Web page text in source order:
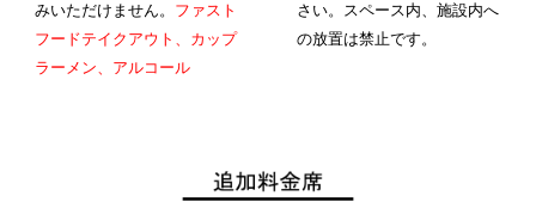
みいただけません。 ファスト
フードテイクアウト、カップ
ラーメン、アルコール
さい。スペース内、施設内へ
の放置は禁止です。